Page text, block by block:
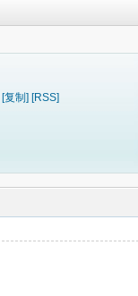
[复制] [RSS]